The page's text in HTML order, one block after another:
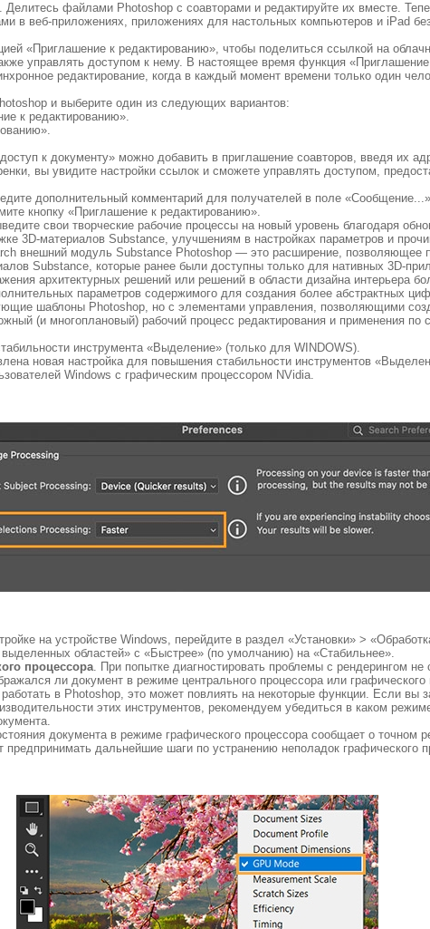
. Делитесь файлами Photoshop с соавторами и редактируйте их вместе.
в веб-приложениях, приложениях для настольных компьютеров и iPad
«Приглашение к редактированию», чтобы поделиться ссылкой на
управлять доступом к нему. В настоящее время функция
редактирование, когда в каждый момент времени только один
и выберите один из следующих вариантов:
к редактированию».
к документу» можно добавить в приглашение соавторов, введя их
вы увидите настройки ссылок и сможете управлять доступом,
дополнительный комментарий для получателей в поле
кнопку «Приглашение к редактированию».
свои творческие рабочие процессы на новый уровень благодаря
3D-материалов Substance, улучшениям в настройках параметров и
внешний модуль Substance Photoshop — это расширение, позволяющее
Substance, которые ранее были доступны только для нативных 3D-
архитектурных решений или решений в области дизайна интерьера
параметров содержимого для создания более абстрактных
шаблоны Photoshop, но с элементами управления, позволяющими
(и многоплановый) рабочий процесс редактирования и применения
инструмента «Выделение» (только для WINDOWS).
новая настройка для повышения стабильности инструментов
Windows с графическим процессором NVidia.
на устройстве Windows, перейдите в раздел «Установки» >
областей» с «Быстрее» (по умолчанию) на «Стабильнее».
процессора . При попытке диагностировать проблемы с рендерингом
ли документ в режиме центрального процессора или
в Photoshop, это может повлиять на некоторые функции. Если вы
этих инструментов, рекомендуем убедиться в каком
документа в режиме графического процессора сообщает о точном
предпринимать дальнейшие шаги по устранению неполадок графического